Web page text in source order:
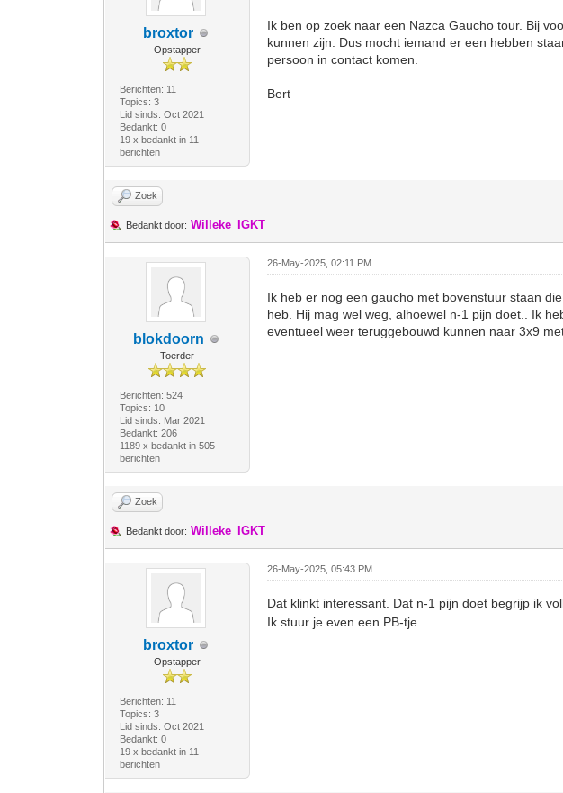
broxtor
Opstapper
Berichten: 11
Topics: 3
Lid sinds: Oct 2021
Bedankt: 0
19 x bedankt in 11
berichten
Ik ben op zoek naar een Nazca Gaucho tour. Bij
kunnen zijn. Dus mocht iemand er een hebben
persoon in contact komen.
Bert
Zoek
Bedankt door: Willeke_IGKT
blokdoorn
Toerder
Berichten: 524
Topics: 10
Lid sinds: Mar 2021
Bedankt: 206
1189 x bedankt in 505
berichten
26-May-2025, 02:11 PM
Ik heb er nog een gaucho met bovenstuur staan
heb. Hij mag wel weg, alhoewel n-1 pijn doet.. Ik
eventueel weer teruggebouwd kunnen naar 3x9
Zoek
Bedankt door: Willeke_IGKT
broxtor
Opstapper
Berichten: 11
Topics: 3
Lid sinds: Oct 2021
Bedankt: 0
19 x bedankt in 11
berichten
26-May-2025, 05:43 PM
Dat klinkt interessant. Dat n-1 pijn doet begrijp ik
Ik stuur je even een PB-tje.